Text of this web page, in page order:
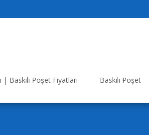
Baskılı Poşet Fiyatları Baskılı Poşet